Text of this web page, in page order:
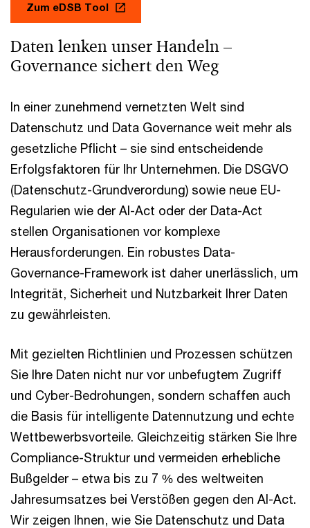
Zum eDSB Tool
Daten lenken unser Handeln –
Governance sichert den Weg
In einer zunehmend vernetzten Welt sind
Datenschutz und Data Governance weit mehr als
gesetzliche Pflicht – sie sind entscheidende
Erfolgsfaktoren für Ihr Unternehmen. Die DSGVO
(Datenschutz-Grundverordung) sowie neue EU-
Regularien wie der AI-Act oder der Data-Act
stellen Organisationen vor komplexe
Herausforderungen. Ein robustes Data-
Governance-Framework ist daher unerlässlich, um
Integrität, Sicherheit und Nutzbarkeit Ihrer Daten
zu gewährleisten.
Mit gezielten Richtlinien und Prozessen schützen
Sie Ihre Daten nicht nur vor unbefugtem Zugriff
und Cyber-Bedrohungen, sondern schaffen auch
die Basis für intelligente Datennutzung und echte
Wettbewerbsvorteile. Gleichzeitig stärken Sie Ihre
Compliance-Struktur und vermeiden erhebliche
Bußgelder – etwa bis zu 7 % des weltweiten
Jahresumsatzes bei Verstößen gegen den AI-Act.
Wir zeigen Ihnen, wie Sie Datenschutz und Data